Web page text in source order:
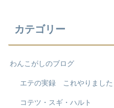
カテゴリー
わんこがしのブログ
エテの実録 これやりました
コテツ・スギ・ハルト